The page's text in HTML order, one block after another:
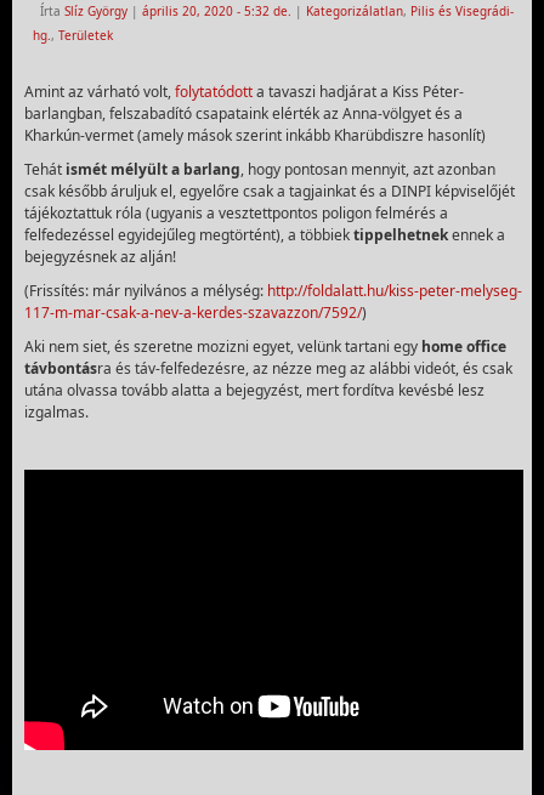
Írta Slíz György | április 20, 2020 - 5:32 de. | Kategorizálatlan, Pilis és Visegrádi-
hg. , Területek
Amint az várható volt,folytatódotta tavaszi hadjárat a Kiss Péter-
barlangban, felszabadító csapataink elérték az Anna-völgyet és a
Kharkún-vermet (amely mások szerint inkább Kharübdiszre hasonlít)
Tehát ismét mélyült a barlang, hogy pontosan mennyit, azt azonban
csak később áruljuk el, egyelőre csak a tagjainkat és a DINPI képviselőjét
tájékoztattuk róla (ugyanis a vesztettpontos poligon felmérés a
felfedezéssel egyidejűleg megtörtént), a többiektippelhetnekennek a
bejegyzésnek az alján!
(Frissítés: már nyilvános a mélység: http://foldalatt.hu/kiss-peter-melyseg-
117-m-mar-csak-a-nev-a-kerdes-szavazzon/7592/)
Aki nem siet, és szeretne mozizni egyet, velünk tartani egy home office
távbontásra és táv-felfedezésre, az nézze meg az alábbi videót, és csak
utána olvassa tovább alatta a bejegyzést, mert fordítva kevésbé lesz
izgalmas.